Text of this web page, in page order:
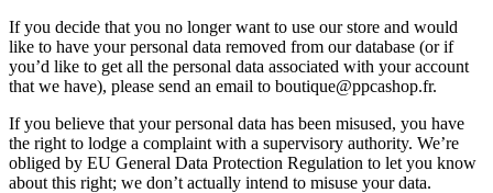
If you decide that you no longer want to use our store and would
like to have your personal data removed from our database (or if
you’d like to get all the personal data associated with your account
that we have), please send an email to boutique@ppcashop.fr.
If you believe that your personal data has been misused, you have
the right to lodge a complaint with a supervisory authority. We’re
obliged by EU General Data Protection Regulation to let you know
about this right; we don’t actually intend to misuse your data.